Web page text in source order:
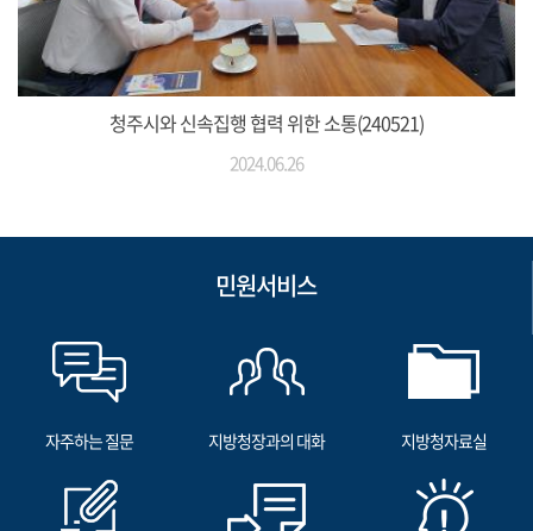
청주시와 신속집행 협력 위한 소통(240521)
2024.06.26
민원서비스
자주하는 질문 지방청장과의 대화 지방청자료실